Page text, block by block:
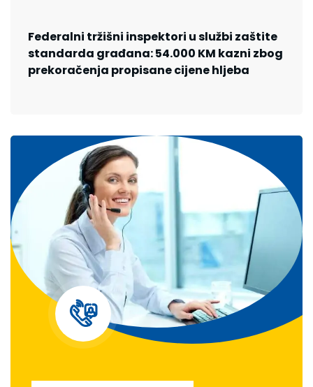
Federalni tržišni inspektori u službi zaštite
standarda građana: 54.000 KM kazni zbog
prekoračenja propisane cijene hljeba